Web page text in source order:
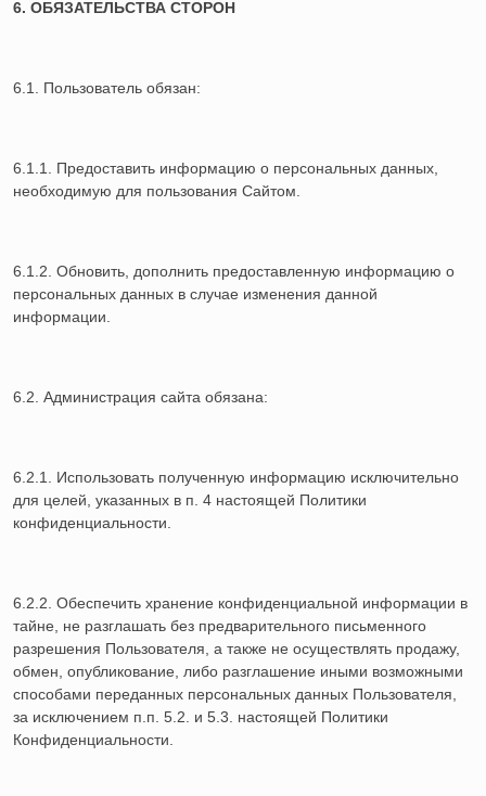
6. ОБЯЗАТЕЛЬСТВА СТОРОН
6.1. Пользователь обязан:
6.1.1. Предоставить информацию о персональных данных,
необходимую для пользования Сайтом.
6.1.2. Обновить, дополнить предоставленную информацию о
персональных данных в случае изменения данной
информации.
6.2. Администрация сайта обязана:
6.2.1. Использовать полученную информацию исключительно
для целей, указанных в п. 4 настоящей Политики
конфиденциальности.
6.2.2. Обеспечить хранение конфиденциальной информации в
тайне, не разглашать без предварительного письменного
разрешения Пользователя, а также не осуществлять продажу,
обмен, опубликование, либо разглашение иными возможными
способами переданных персональных данных Пользователя,
за исключением п.п. 5.2. и 5.3. настоящей Политики
Конфиденциальности.